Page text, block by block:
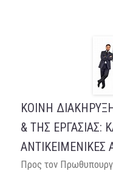
ΚΟΙΝΗ
& THΣ ΕΡΓΑΣΙΑΣ:
ΑΝΤΙΚΕΙΜΕΝΙΚΕΣ
Προς τον